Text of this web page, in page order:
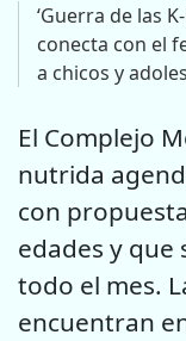
‘Guerra de las
conecta con el
a chicos y
El Complejo
nutrida
con
edades y que
todo el mes.
encuentran